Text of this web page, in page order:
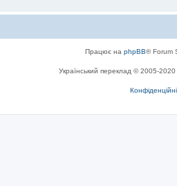
Працює на phpBB® Forum
Український переклад © 2005-2020